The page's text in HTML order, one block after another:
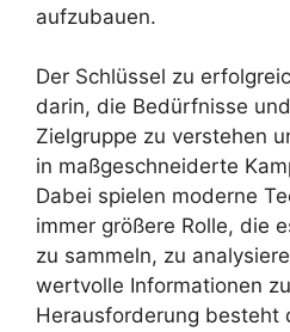
aufzubauen.
Der Schlüssel zu
darin, die Bedürfnisse
Zielgruppe zu verstehen
in maßgeschneiderte
Dabei spielen moderne
immer größere Rolle, die
zu sammeln, zu
wertvolle Informationen
Herausforderung besteht